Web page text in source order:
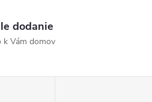
dodanie
k Vám domov